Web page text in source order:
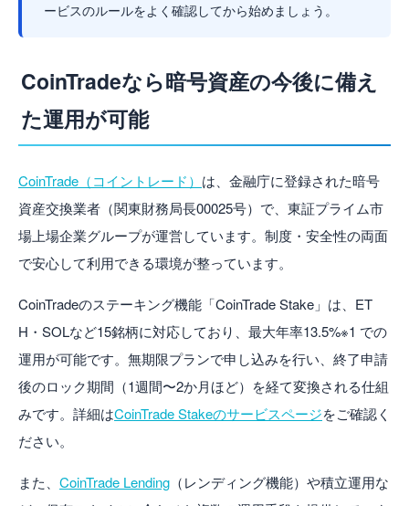
ービスのルールをよく確認してから始めましょう。
CoinTradeなら暗号資産の今後に備え
た運用が可能
CoinTrade（コイントレード） は、金融庁に登録された暗号
資産交換業者（関東財務局長00025号）で、東証プライム市
場上場企業グループが運営しています。制度・安全性の両面
で安心して利用できる環境が整っています。
CoinTradeのステーキング機能「CoinTrade Stake」は、ET
H・SOLなど15銘柄に対応しており、最大年率13.5%※1 での
運用が可能です。無期限プランで申し込みを行い、終了申請
後のロック期間（1週間〜2か月ほど）を経て変換される仕組
みです。詳細はCoinTrade Stakeのサービスページをご確認く
ださい。
また、 CoinTrade Lending （レンディング機能）や積立運用な